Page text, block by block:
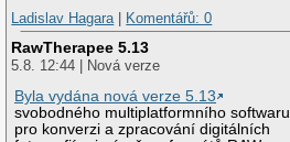
Ladislav Hagara| Komentářů: 0
RawTherapee 5.13
5.8. 12:44 | Nová verze
Byla vydána nová verze 5.13
svobodného multiplatformního softwaru
pro konverzi a zpracování digitálních